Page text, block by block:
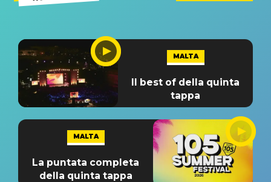
MALTA
Il best of della quinta
tappa
MALTA
La puntata completa
della quinta tappa